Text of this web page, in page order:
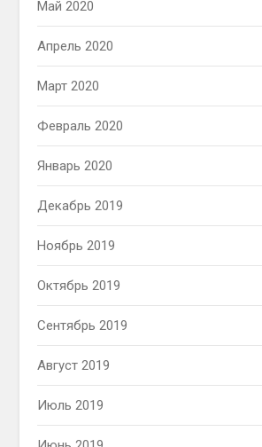
Май 2020
Апрель 2020
Март 2020
Февраль 2020
Январь 2020
Декабрь 2019
Ноябрь 2019
Октябрь 2019
Сентябрь 2019
Август 2019
Июль 2019